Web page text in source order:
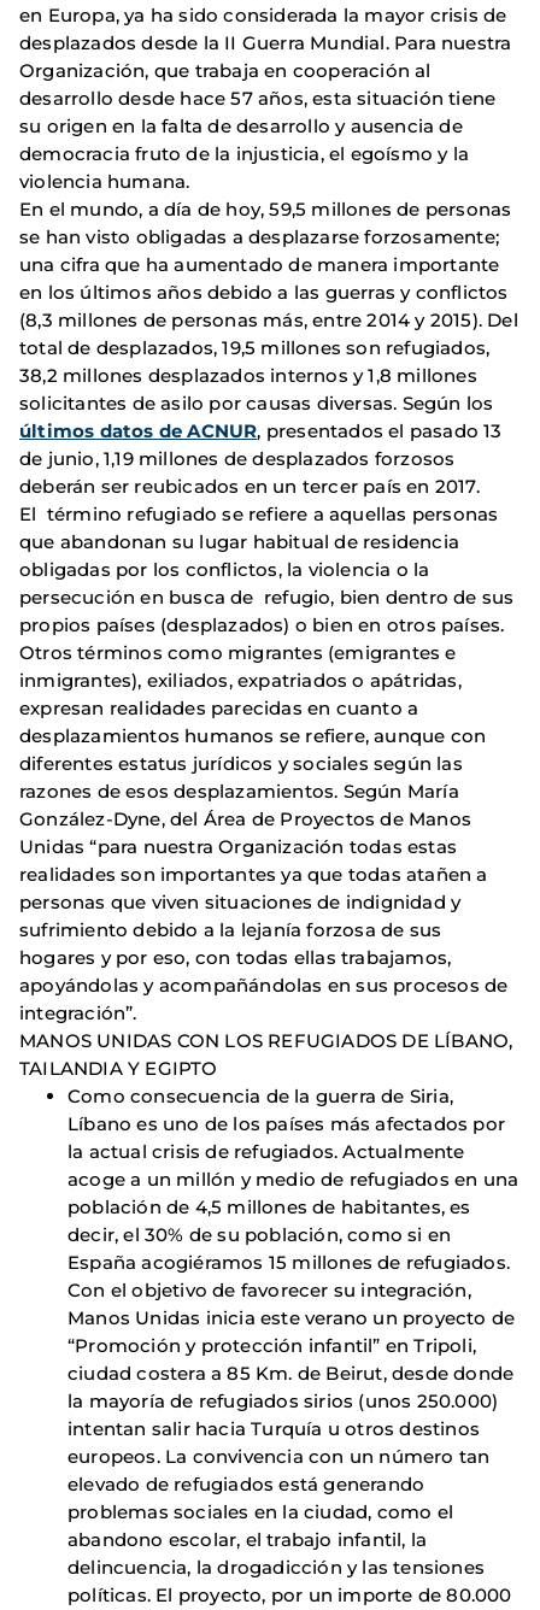
en Europa, ya ha sido considerada la mayor crisis de
desplazados desde la II Guerra Mundial. Para nuestra
Organización, que trabaja en cooperación al
desarrollo desde hace 57 años, esta situación tiene
su origen en la falta de desarrollo y ausencia de
democracia fruto de la injusticia, el egoísmo y la
violencia humana.
En el mundo, a día de hoy, 59,5 millones de personas
se han visto obligadas a desplazarse forzosamente;
una cifra que ha aumentado de manera importante
en los últimos años debido a las guerras y conflictos
(8,3 millones de personas más, entre 2014 y 2015). Del
total de desplazados, 19,5 millones son refugiados,
38,2 millones desplazados internos y 1,8 millones
solicitantes de asilo por causas diversas. Según los
últimos datos de ACNUR, presentados el pasado 13
de junio, 1,19 millones de desplazados forzosos
deberán ser reubicados en un tercer país en 2017.
El término refugiado se refiere a aquellas personas
que abandonan su lugar habitual de residencia
obligadas por los conflictos, la violencia o la
persecución en busca de refugio, bien dentro de sus
propios países (desplazados) o bien en otros países.
Otros términos como migrantes (emigrantes e
inmigrantes), exiliados, expatriados o apátridas,
expresan realidades parecidas en cuanto a
desplazamientos humanos se refiere, aunque con
diferentes estatus jurídicos y sociales según las
razones de esos desplazamientos. Según María
González-Dyne, del Área de Proyectos de Manos
Unidas “para nuestra Organización todas estas
realidades son importantes ya que todas atañen a
personas que viven situaciones de indignidad y
sufrimiento debido a la lejanía forzosa de sus
hogares y por eso, con todas ellas trabajamos,
apoyándolas y acompañándolas en sus procesos de
integración”.
MANOS UNIDAS CON LOS REFUGIADOS DE LÍBANO,
TAILANDIA Y EGIPTO
Como consecuencia de la guerra de Siria,
Líbano es uno de los países más afectados por
la actual crisis de refugiados. Actualmente
acoge a un millón y medio de refugiados en una
población de 4,5 millones de habitantes, es
decir, el 30% de su población, como si en
España acogiéramos 15 millones de refugiados.
Con el objetivo de favorecer su integración,
Manos Unidas inicia este verano un proyecto de
“Promoción y protección infantil” en Tripoli,
ciudad costera a 85 Km. de Beirut, desde donde
la mayoría de refugiados sirios (unos 250.000)
intentan salir hacia Turquía u otros destinos
europeos. La convivencia con un número tan
elevado de refugiados está generando
problemas sociales en la ciudad, como el
abandono escolar, el trabajo infantil, la
delincuencia, la drogadicción y las tensiones
políticas. El proyecto, por un importe de 80.000